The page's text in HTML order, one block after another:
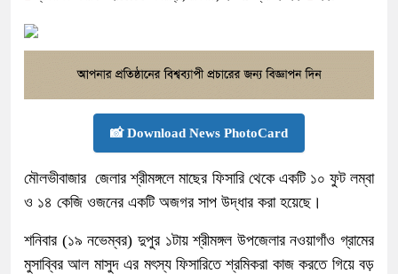
📸 Download News PhotoCard
মৌলভীবাজার জেলার শ্রীমঙ্গলে মাছের ফিসারি থেকে একটি ১০ ফুট লম্বা
ও ১৪ কেজি ওজনের একটি অজগর সাপ উদ্ধার করা হয়েছে।
শনিবার (১৯ নভেম্বর) দুপুর ১টায় শ্রীমঙ্গল উপজেলার নওয়াগাঁও গ্রামের
মুসাব্বির আল মাসুদ এর মৎস্য ফিসারিতে শ্রমিকরা কাজ করতে গিয়ে বড়